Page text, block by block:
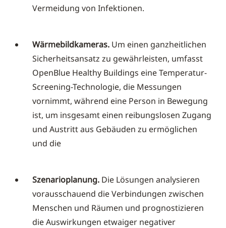
Vermeidung von Infektionen.
Wärmebildkameras. Um einen ganzheitlichen
Sicherheitsansatz zu gewährleisten, umfasst
OpenBlue Healthy Buildings eine Temperatur-
Screening-Technologie, die Messungen
vornimmt, während eine Person in Bewegung
ist, um insgesamt einen reibungslosen Zugang
und Austritt aus Gebäuden zu ermöglichen
und die
Szenarioplanung. Die Lösungen analysieren
vorausschauend die Verbindungen zwischen
Menschen und Räumen und prognostizieren
die Auswirkungen etwaiger negativer